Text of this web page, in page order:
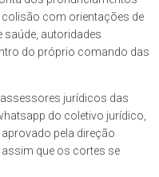
colisão com orientações de
autoridades
do próprio comando das
assessores jurídicos das
do coletivo jurídico,
pela direção
que os cortes se